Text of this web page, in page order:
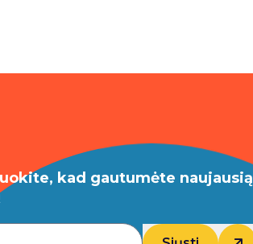
kad gautumėte naujausią